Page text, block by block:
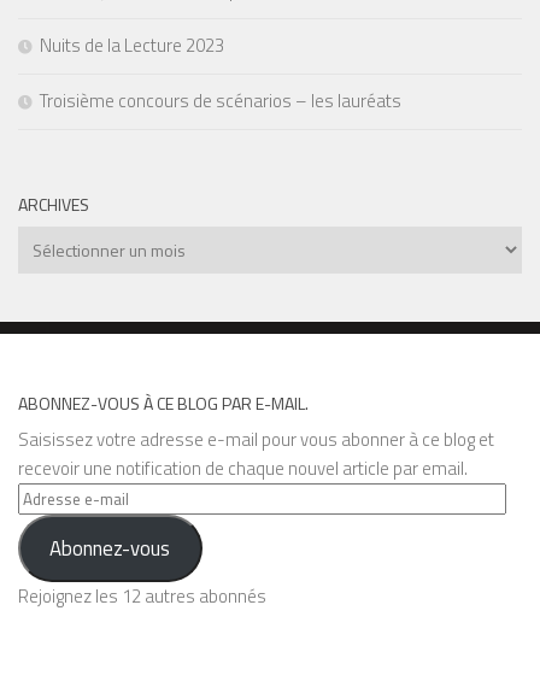
Nuits de la Lecture 2023
Troisième concours de scénarios – les lauréats
ARCHIVES
Archives
ABONNEZ-VOUS À CE BLOG PAR E-MAIL.
Saisissez votre adresse e-mail pour vous abonner à ce blog et
recevoir une notification de chaque nouvel article par email.
Adresse
e-
mail Abonnez-vous
Rejoignez les 12 autres abonnés